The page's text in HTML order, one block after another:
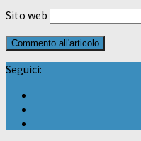
Sito web
Seguici: